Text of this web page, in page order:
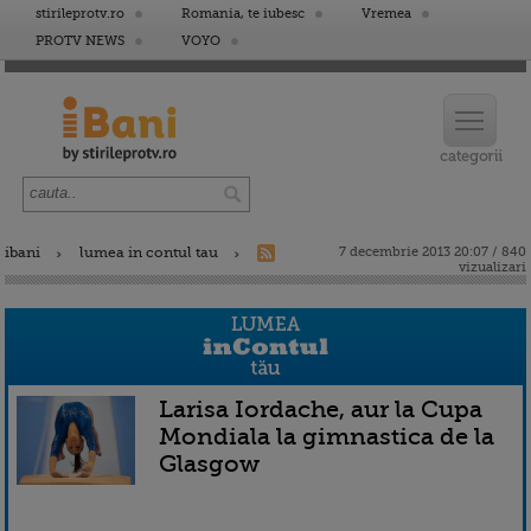
stirileprotv.ro Romania, te iubesc
Vremea
PROTV NEWS
VOYO
ibani lumea in contul tau
7 decembrie 2013 20:07 / 840
vizualizari
Larisa Iordache, aur la Cupa
Mondiala la gimnastica de la
Glasgow